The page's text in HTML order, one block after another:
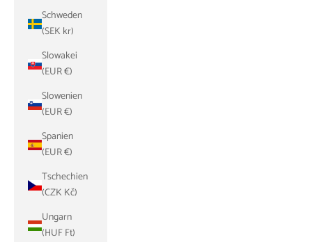
Schweden
(SEK kr)
Slowakei
(EUR €)
Slowenien
(EUR €)
Spanien
(EUR €)
Tschechien
(CZK Kč)
Ungarn
(HUF Ft)